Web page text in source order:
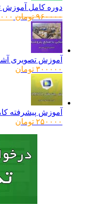
دوره کامل آموزش
۹۶۰۰۰۰ تومانقیمت
۷۸۰۰۰۰
آموزش تصویری آشنایی
۳۰۰۰۰۰ تومان
آموزش پیشرفته
۲۵۰۰۰۰ تومان